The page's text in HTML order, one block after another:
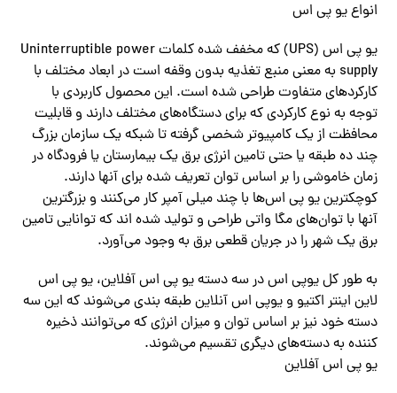
انواع یو پی اس
یو پی اس (UPS) که مخفف شده کلمات Uninterruptible power
supply به معنی منبع تغذیه بدون وقفه است در ابعاد مختلف با
کارکردهای متفاوت طراحی شده است. این محصول کاربردی با
توجه به نوع کارکردی که برای دستگاه‌های مختلف دارند و قابلیت
محافظت از یک کامپیوتر شخصی گرفته تا شبکه یک سازمان بزرگ
چند ده طبقه یا حتی تامین انرژی برق یک بیمارستان یا فرودگاه در
زمان خاموشی را بر اساس توان تعریف شده برای آنها دارند.
کوچکترین یو پی اس‌ها با چند میلی آمپر کار‌ می‌کنند و بزرگترین
آنها با توان‌های مگا واتی طراحی و تولید شده اند که توانایی تامین
برق یک شهر را در جریان قطعی برق به وجود‌ می‌آورد.
به طور کل یوپی اس در سه دسته یو پی اس آفلاین، یو پی اس
لاین اینتر اکتیو و یوپی اس آنلاین طبقه بندی‌ می‌شوند که این سه
دسته خود نیز بر اساس توان و میزان انرژی که‌ می‌توانند ذخیره
کننده به دسته‌های دیگری تقسیم‌ می‌شوند.
یو پی اس آفلاین